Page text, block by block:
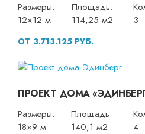
Размеры:
12×12 м
Площадь:
114,25 м2
3
ОТ 3.713.125 РУБ.
ПРОЕКТ ДОМА
Размеры:
18×9 м
Площадь:
140,1 м2
4